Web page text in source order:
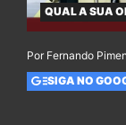
QUAL A SUA
Por Fernando
SIGA NO